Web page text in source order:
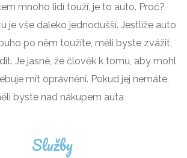
mnoho lidí touží, je to auto. Proč?
je vše daleko jednodušší. Jestliže auto
po něm toužíte, měli byste zvážit,
Je jasné, že člověk k tomu, aby mohl
mít oprávnění. Pokud jej nemáte,
byste nad nákupem auta
Služby